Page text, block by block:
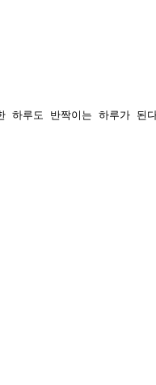
하루도 반짝이는 하루가